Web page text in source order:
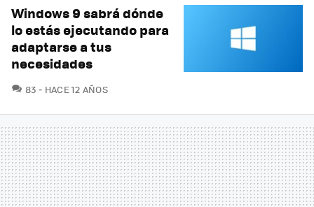
Windows 9 sabrá dónde
lo estás ejecutando para
adaptarse a tus
necesidades
83 COMENTARIOS
HACE 12 AÑOS